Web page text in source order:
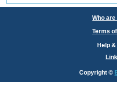
Who are
Terms
Help &
Link
Copyright ©